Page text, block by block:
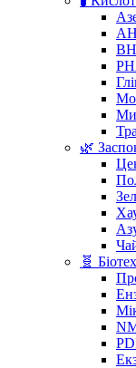
🌿
🧬